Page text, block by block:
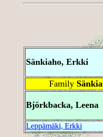
Sänkiaho, Erkki
Family
Björkbacka, Leena
Leppämäki, Erkki